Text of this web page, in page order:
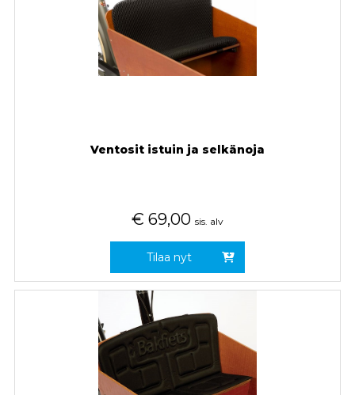
Ventosit istuin ja selkänoja
€ 69,00 sis. alv
Tilaa nyt